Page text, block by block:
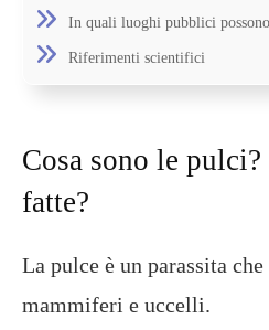
In quali luoghi pubblici
Riferimenti scientifici
Cosa sono le pulci?
fatte?
La pulce è un parassita
mammiferi e uccelli.